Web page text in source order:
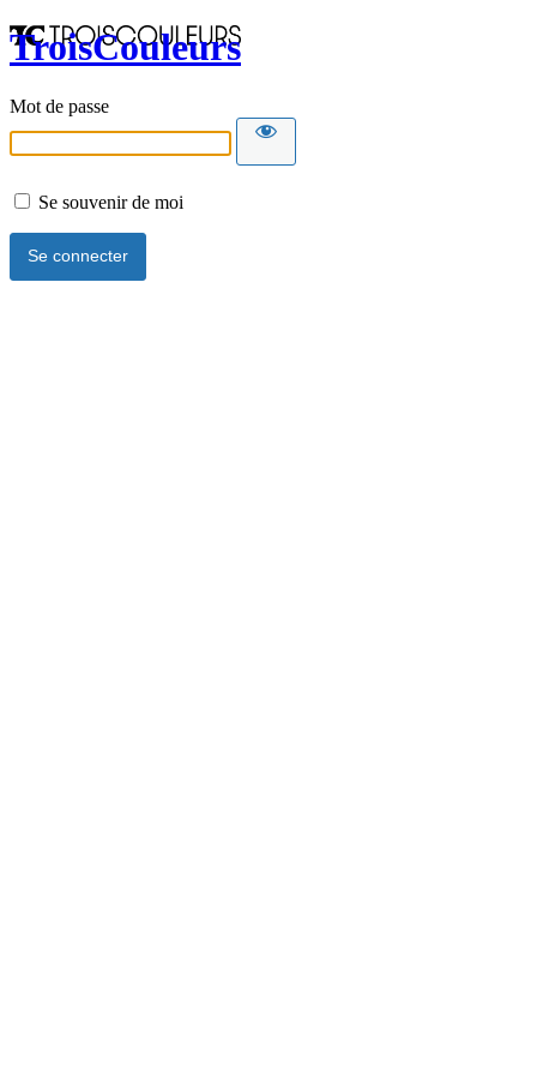
TroisCouleurs
Mot de passe
Se souvenir de moi